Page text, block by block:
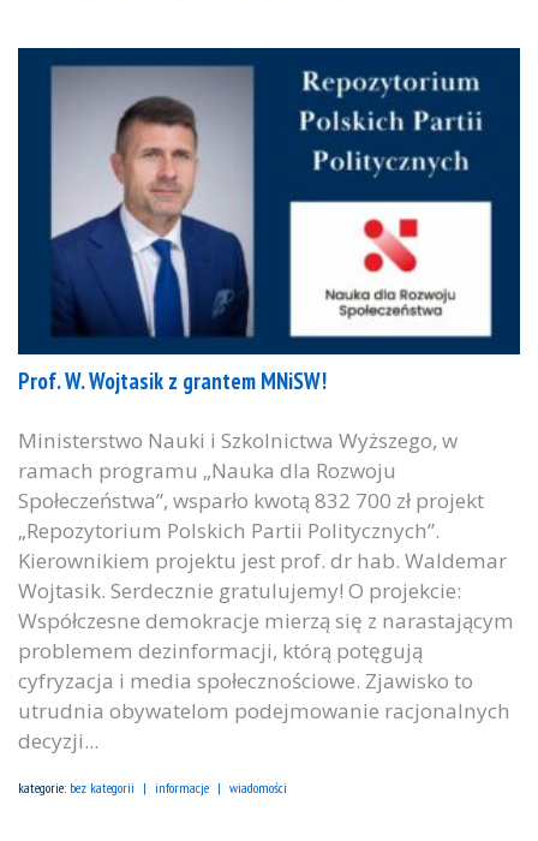
Prof. W. Wojtasik z grantem MNiSW!
Ministerstwo Nauki i Szkolnictwa Wyższego, w
ramach programu „Nauka dla Rozwoju
Społeczeństwa”, wsparło kwotą 832 700 zł projekt
„Repozytorium Polskich Partii Politycznych”.
Kierownikiem projektu jest prof. dr hab. Waldemar
Wojtasik. Serdecznie gratulujemy! O projekcie:
Współczesne demokracje mierzą się z narastającym
problemem dezinformacji, którą potęgują
cyfryzacja i media społecznościowe. Zjawisko to
utrudnia obywatelom podejmowanie racjonalnych
decyzji...
kategorie: bez kategorii informacje wiadomości